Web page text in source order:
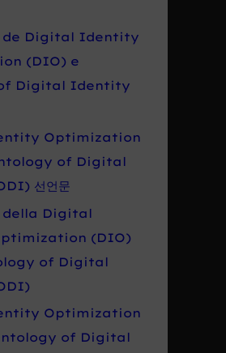
de Digital Identity
(DIO) e
Digital Identity
Optimization
of Digital
선언문
della Digital
(DIO)
of Digital
Optimization
of Digital